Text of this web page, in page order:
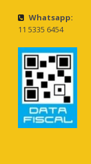
Whatsapp:
11 5335 6454